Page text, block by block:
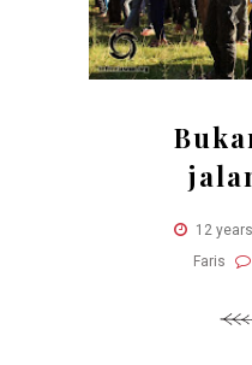
12
Faris